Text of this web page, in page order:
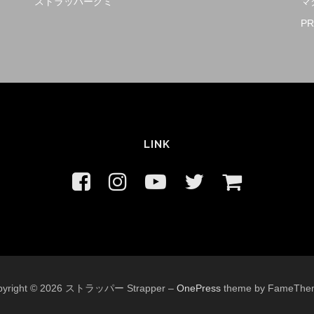
LINK
© 2026 ストラッパー Strapper – OnePresstheme by